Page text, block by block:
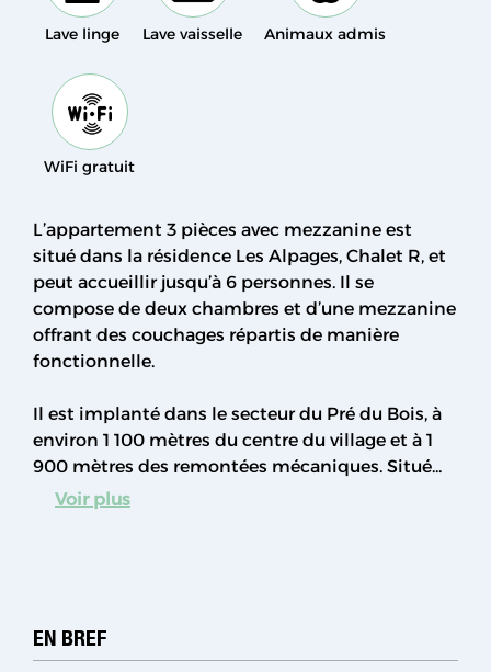
Lave linge Lave vaisselle Animaux admis
WiFi gratuit
L’appartement 3 pièces avec mezzanine est
situé dans la résidence Les Alpages, Chalet R, et
peut accueillir jusqu’à 6 personnes. Il se
compose de deux chambres et d’une mezzanine
offrant des couchages répartis de manière
fonctionnelle.
Il est implanté dans le secteur du Pré du Bois, à
environ 1 100 mètres du centre du village et à 1
900 mètres des remontées mécaniques. Situé...
Voir plus
EN BREF